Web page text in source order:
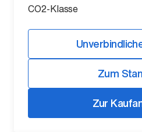
Der ID. Polo Day
CO2-Klasse
Zum
Zur